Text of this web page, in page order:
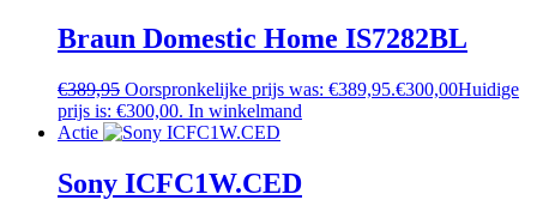
Braun Domestic Home IS7282BL
€389,95 Oorspronkelijke prijs was: €389,95.€300,00Huidige
prijs is: €300,00. In winkelmand
Actie
Sony ICFC1W.CED